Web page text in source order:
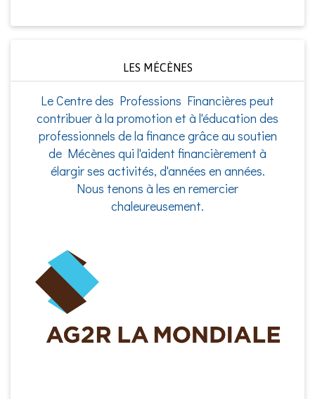
LES MÉCÈNES
Le Centre des Professions Financières peut
contribuer à la promotion et à l'éducation des
professionnels de la finance grâce au soutien
de Mécènes qui l'aident financièrement à
élargir ses activités, d'années en années.
Nous tenons à les en remercier
chaleureusement.